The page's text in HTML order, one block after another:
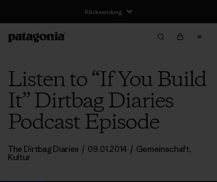
Rücksendung
Listen to “If You Build
It” Dirtbag Diaries
Podcast Episode
The Dirtbag Diaries / 09.01.2014 / Gemeinschaft,
Kultur